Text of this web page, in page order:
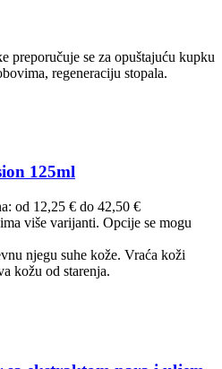
preporučuje se za opuštajuću kupku
regeneraciju stopala.
125ml
od 12,25 € do 42,50 €
više varijanti. Opcije se mogu
njegu suhe kože. Vraća koži
kožu od starenja.